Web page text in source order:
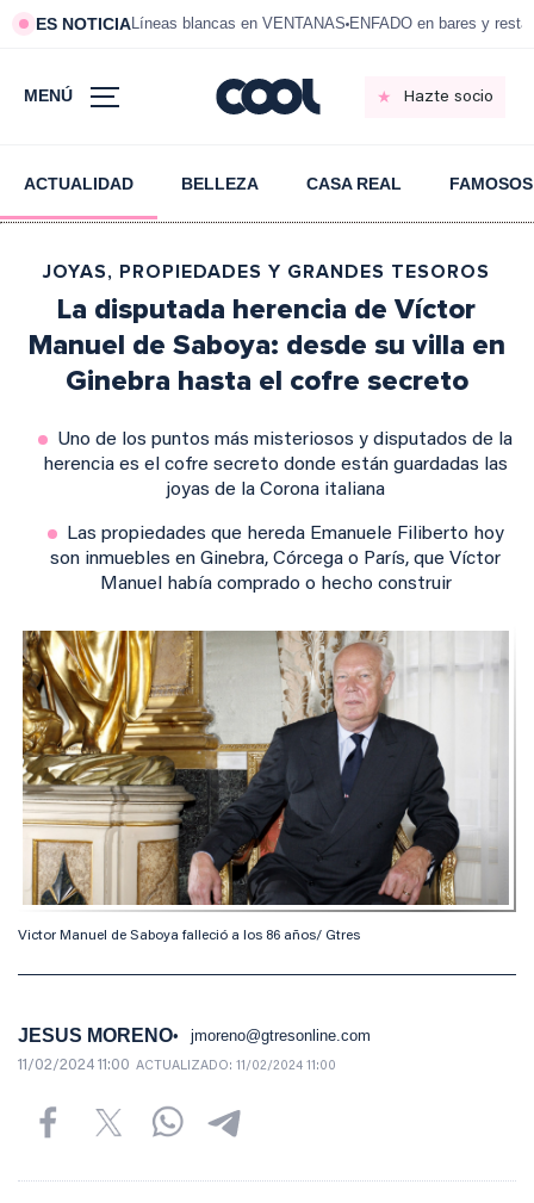
ES NOTICIALíneas blancas en VENTANAS ENFADO en bares y
MENÚ Hazte socio
ACTUALIDAD BELLEZA CASA REAL FAMOSOS
JOYAS, PROPIEDADES Y GRANDES TESOROS
La disputada herencia de Víctor
Manuel de Saboya: desde su villa en
Ginebra hasta el cofre secreto
Uno de los puntos más misteriosos y disputados de la
herencia es el cofre secreto donde están guardadas las
joyas de la Corona italiana
Las propiedades que hereda Emanuele Filiberto hoy
son inmuebles en Ginebra, Córcega o París, que Víctor
Manuel había comprado o hecho construir
Victor Manuel de Saboya falleció a los 86 años/ Gtres
JESUS MORENO jmoreno@gtresonline.com
11/02/2024 11:00 ACTUALIZADO: 11/02/2024 11:00